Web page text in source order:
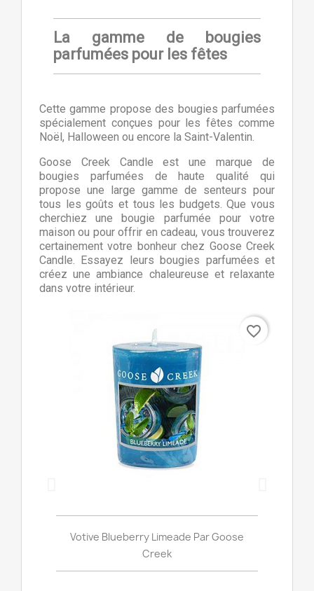
La gamme de bougies
parfumées pour les fêtes
Cette gamme propose des bougies parfumées
spécialement conçues pour les fêtes comme
Noël, Halloween ou encore la Saint-Valentin.
Goose Creek Candle est une marque de
bougies parfumées de haute qualité qui
propose une large gamme de senteurs pour
tous les goûts et tous les budgets. Que vous
cherchiez une bougie parfumée pour votre
maison ou pour offrir en cadeau, vous trouverez
certainement votre bonheur chez Goose Creek
Candle. Essayez leurs bougies parfumées et
créez une ambiance chaleureuse et relaxante
dans votre intérieur.
Votive Blueberry Limeade Par Goose
Creek
favorite_border